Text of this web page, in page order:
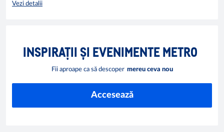
Vezi detalii
INSPIRAȚII ȘI EVENIMENTE METRO
Fii aproape ca să descoper mereu ceva nou
Accesează